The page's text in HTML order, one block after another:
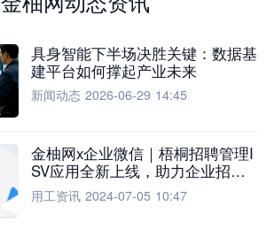
具身智能下半场决胜关键：数据基
建平台如何撑起产业未来
新闻动态 2026-06-29 14:45
金柚网x企业微信｜梧桐招聘管理I
SV应用全新上线，助力企业招聘
流程全面升级
用工资讯 2024-07-05 10:47